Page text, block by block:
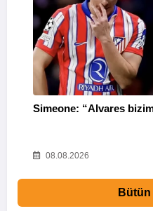
Simeone: “Alvares
08.08.2026